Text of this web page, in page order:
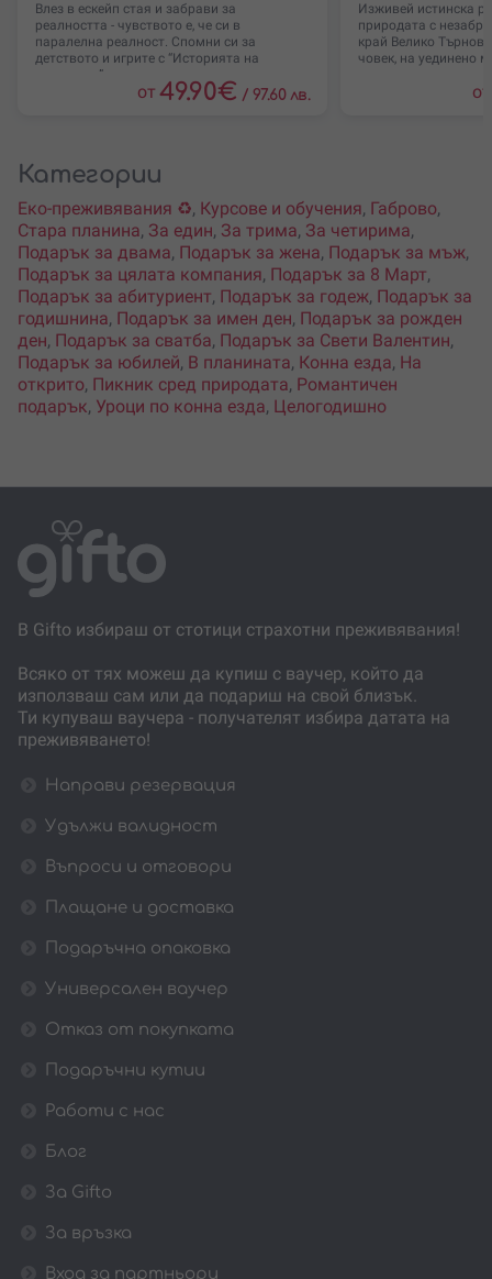
Влез в ескейп стая и забрави за
реалността - чувството е, че си в
паралелна реалност. Спомни си за
детството и игрите с “Историята на
играчките”,
от 49.90€ / 97.60 лв.
Изживей истинска
природата с
край Велико
човек, на уединено
от
Категории
Еко-преживявания ♻️, Курсове и обучения, Габрово,
Стара планина, За един, За трима, За четирима,
Подарък за двама, Подарък за жена, Подарък за мъж,
Подарък за цялата компания, Подарък за 8 Март,
Подарък за абитуриент, Подарък за годеж, Подарък за
годишнина, Подарък за имен ден, Подарък за рожден
ден, Подарък за сватба, Подарък за Свети Валентин,
Подарък за юбилей, В планината, Конна езда, На
открито, Пикник сред природата, Романтичен
подарък, Уроци по конна езда, Целогодишно
В Gifto избираш от стотици страхотни преживявания!
Всяко от тях можеш да купиш с ваучер, който да
използваш сам или да подариш на свой близък.
Ти купуваш ваучера - получателят избира датата на
преживяването!
Направи резервация
Удължи валидност
Въпроси и отговори
Плащане и доставка
Подаръчна опаковка
Универсален ваучер
Отказ от покупката
Подаръчни кутии
Работи с нас
Блог
За Gifto
За връзка
Вход за партньори